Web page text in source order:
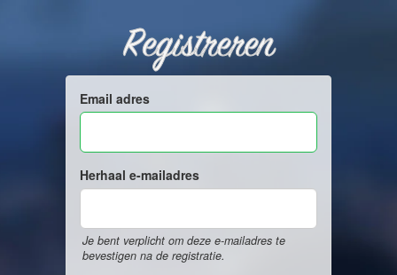
Registreren
Email adres
Herhaal e-mailadres
Je bent verplicht om deze e-mailadres te
bevestigen na de registratie.